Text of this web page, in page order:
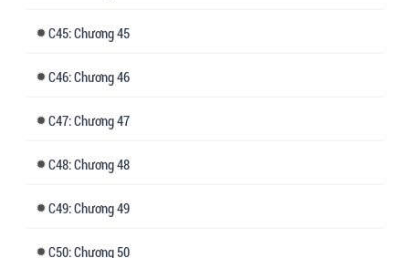
45: Chương 45
46: Chương 46
47: Chương 47
48: Chương 48
49: Chương 49
50: Chương 50